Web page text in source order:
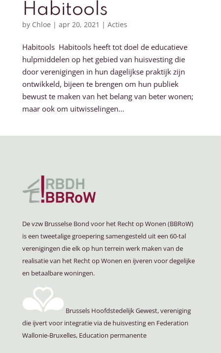
Habitools
by Chloe | apr 20, 2021 | Acties
Habitools Habitools heeft tot doel de educatieve
hulpmiddelen op het gebied van huisvesting die
door verenigingen in hun dagelijkse praktijk zijn
ontwikkeld, bijeen te brengen om hun publiek
bewust te maken van het belang van beter wonen;
maar ook om uitwisselingen...
De vzw Brusselse Bond voor het Recht op Wonen (BBRoW)
is een tweetalige groepering samengesteld uit een 60-tal
verenigingen die elk op hun terrein werk maken van de
realisatie van het Recht op Wonen en ijveren voor degelijke
en betaalbare woningen.
Brussels Hoofdstedelijk Gewest, vereniging
die ijvert voor integratie via de huisvesting en Federation
Wallonie-Bruxelles, Education permanente